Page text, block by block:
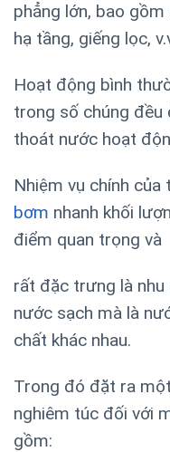
phẳng lớn, bao
hạ tầng, giếng lọc,
Hoạt động bình
trong số chúng đều
thoát nước hoạt
Nhiệm vụ chính
bơm nhanh khối
điểm quan trọng và
rất đặc trưng là nhu
nước sạch mà là
chất khác nhau.
Trong đó đặt ra
nghiêm túc đối với
gồm: